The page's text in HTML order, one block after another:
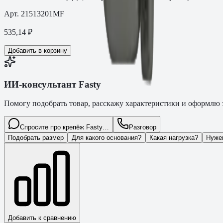
Арт. 21513201MF
535,14 ₽
Добавить в корзину
ИИ-консультант Fasty
Помогу подобрать товар, расскажу характеристики и оформлю
Спросите про крепёж Fasty…
Разговор
Подобрать размер
Для какого основания? Какая нагрузка?
Добавить к сравнению